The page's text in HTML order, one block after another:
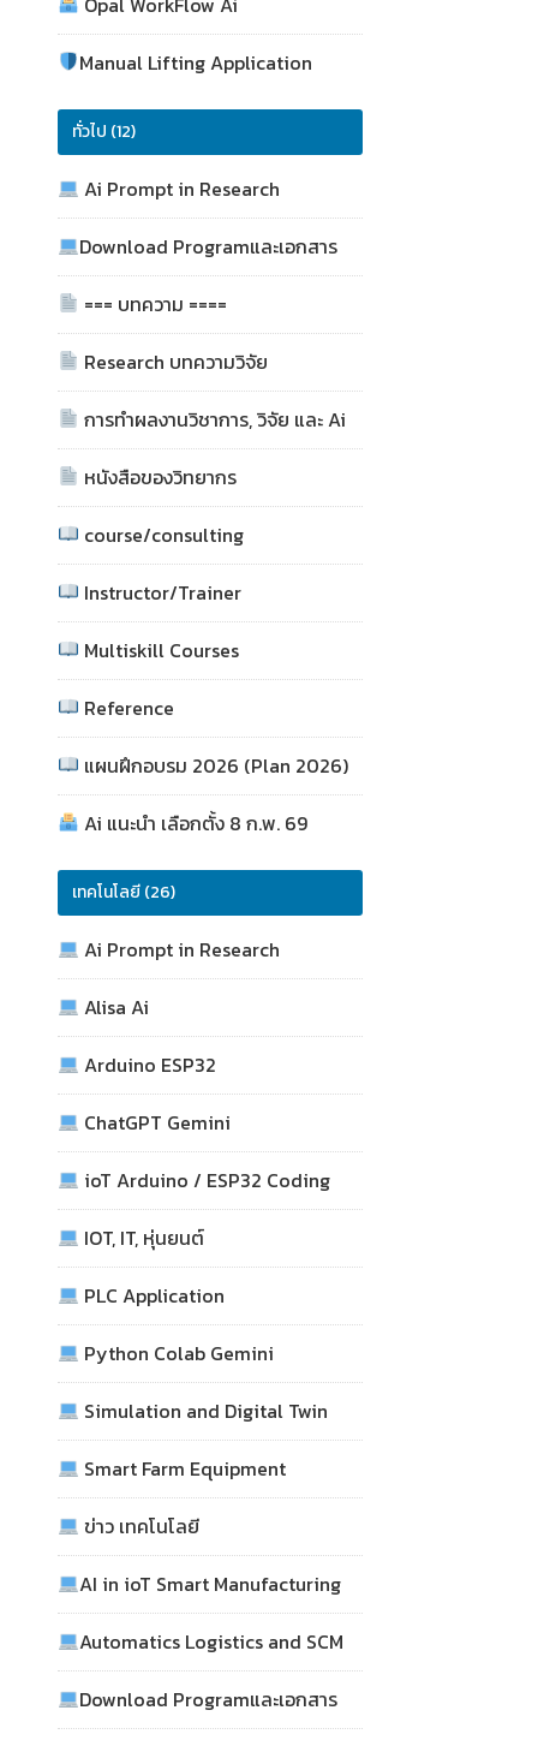
Manual Lifting Application
ทั่วไป (12)
Ai Prompt in Research
Download Programและเอกสาร
=== บทความ ====
Research บทความวิจัย
การทำผลงานวิชาการ, วิจัย และ Ai
หนังสือของวิทยากร
course/consulting
Instructor/Trainer
Multiskill Courses
Reference
แผนฝึกอบรม 2026 (Plan 2026)
Ai แนะนำ เลือกตั้ง 8 ก.พ. 69
เทคโนโลยี (26)
Ai Prompt in Research
Alisa Ai
Arduino ESP32
ChatGPT Gemini
ioT Arduino / ESP32 Coding
IOT, IT, หุ่นยนต์
PLC Application
Python Colab Gemini
Simulation and Digital Twin
Smart Farm Equipment
ข่าว เทคโนโลยี
AI in ioT Smart Manufacturing
Automatics Logistics and SCM
Download Programและเอกสาร